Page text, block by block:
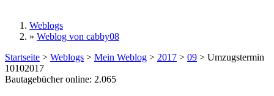
Sie sind hier
Weblogs
» Weblog von cabby08
Startseite > Weblogs > Mein Weblog > 2017 > 09 > Umzugstermin
10102017
Bautagebücher online: 2.065